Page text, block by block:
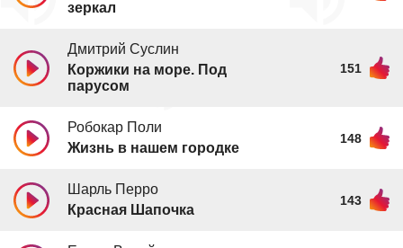
зеркал
Дмитрий Суслин
Коржики на море. Под
парусом
151
Робокар Поли
Жизнь в нашем городке
148
Шарль Перро
Красная Шапочка
143